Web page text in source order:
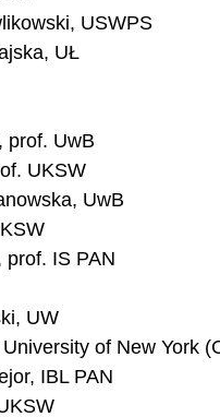
USWPS
UŁ
prof. UwB
UKSW
UwB
IS PAN
UW
of New York
IBL PAN